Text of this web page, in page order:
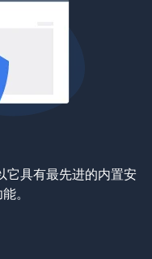
具有最先进的内置安
。